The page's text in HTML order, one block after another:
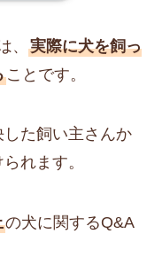
、 実際に犬を飼っ
ことです。
た飼い主さんか
れます。
の犬に関するQ&A